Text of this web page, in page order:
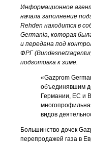
Информационное
начала заполнение
Rehden находится в
Germania, которая
и передана под
ФРГ
подготовка к зиме.
«Gazprom
объединявшим
Германии, ЕС и
видов
Большинство дочек
перепродажей газа в